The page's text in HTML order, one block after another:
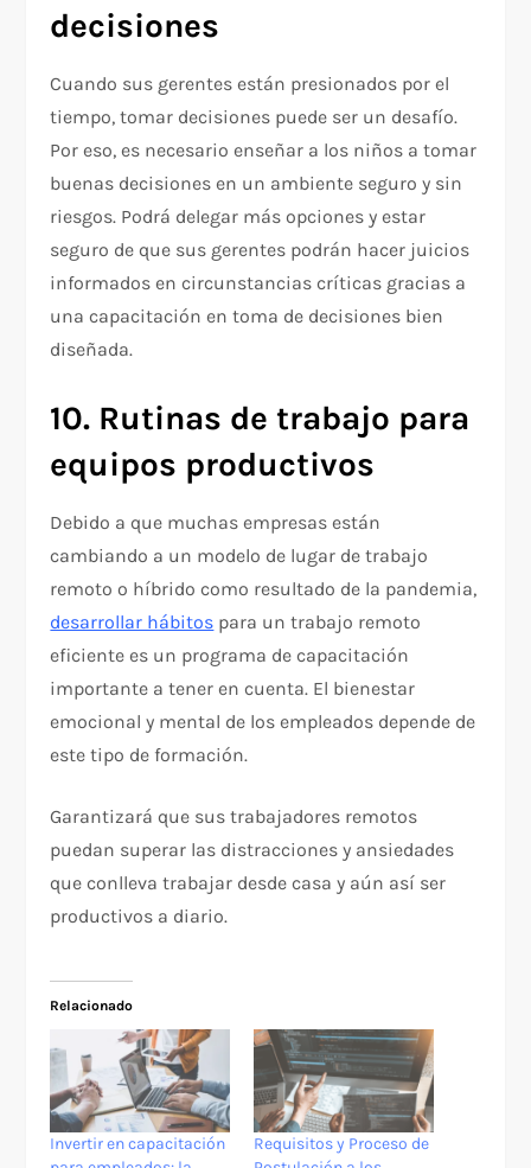
decisiones
Cuando sus gerentes están presionados por el
tiempo, tomar decisiones puede ser un desafío.
Por eso, es necesario enseñar a los niños a tomar
buenas decisiones en un ambiente seguro y sin
riesgos. Podrá delegar más opciones y estar
seguro de que sus gerentes podrán hacer juicios
informados en circunstancias críticas gracias a
una capacitación en toma de decisiones bien
diseñada.
10. Rutinas de trabajo para
equipos productivos
Debido a que muchas empresas están
cambiando a un modelo de lugar de trabajo
remoto o híbrido como resultado de la pandemia,
desarrollar hábitos para un trabajo remoto
eficiente es un programa de capacitación
importante a tener en cuenta. El bienestar
emocional y mental de los empleados depende de
este tipo de formación.
Garantizará que sus trabajadores remotos
puedan superar las distracciones y ansiedades
que conlleva trabajar desde casa y aún así ser
productivos a diario.
Relacionado
Invertir en capacitación
Requisitos y Proceso de